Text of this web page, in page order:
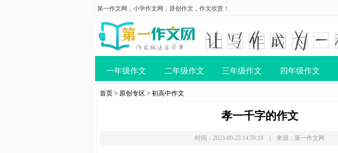
第一作文网 ， 小学作文网 ， 原创作文 ， 作文欣赏 ！
一年级作文 二年级作文 三年级作文 四年级作文
首页 > 原创专区 > 初高中作文
孝一千字的作文
时间：2023-09-23 14:59:19 | 来源：第一作文网